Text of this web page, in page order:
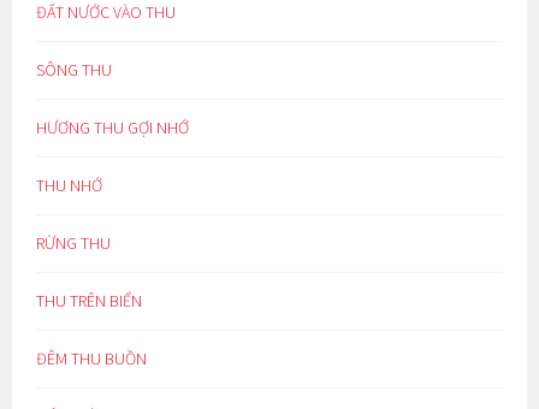
ĐẤT NƯỚC VÀO THU
SÔNG THU
HƯƠNG THU GỢI NHỚ
THU NHỚ
RỪNG THU
THU TRÊN BIỂN
ĐÊM THU BUỒN